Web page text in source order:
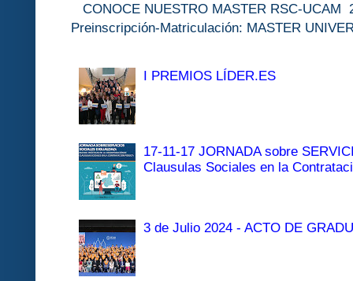
CONOCE NUESTRO MASTER
Preinscripción-Matriculación: MASTER
I PREMIOS LÍDER.ES
17-11-17 JORNADA sobre
Clausulas Sociales en la
3 de Julio 2024 - ACTO DE